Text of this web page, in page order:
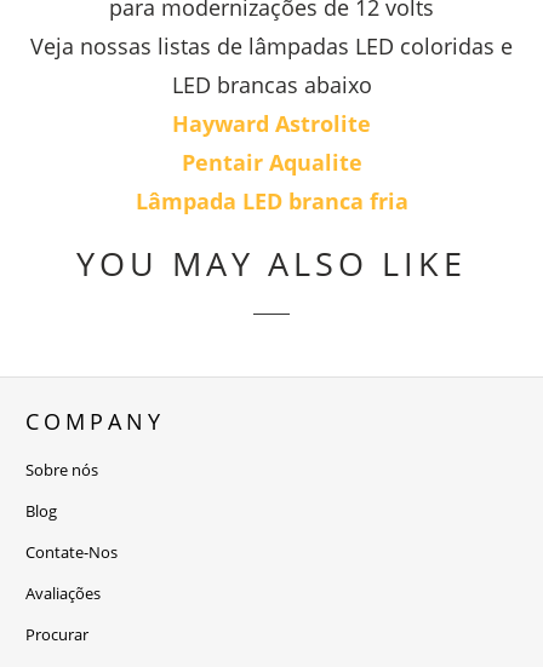
para modernizações de 12 volts
Veja nossas listas de lâmpadas LED coloridas e
LED brancas abaixo
Hayward Astrolite
Pentair Aqualite
Lâmpada LED branca fria
YOU MAY ALSO LIKE
COMPANY
Sobre nós
Blog
Contate-Nos
Avaliações
Procurar